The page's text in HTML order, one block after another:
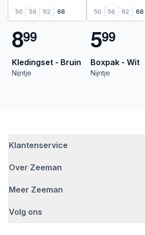
50 56 62 68
899
Kledingset - Bruin
Nijntje
50 56 62 68
599
Boxpak - Wit
Nijntje
Klantenservice
Veelgestelde vragen
Bezorgen
Retourneren
Over Zeeman
Wie wij zijn
Hoe wij verantwoord ondernemen
Meer Zeeman
Veiligheidswaarschuwing
Volg ons